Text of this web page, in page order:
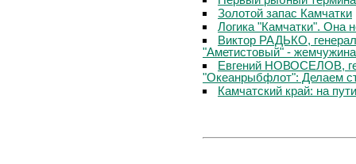
Золотой запас Камчатки
Логика "Камчатки". Она
Виктор РАДЬКО,
"Аметистовый" -
Евгений НОВОСЕЛОВ,
"Океанрыбфлот": Делаем
Камчатский край: на